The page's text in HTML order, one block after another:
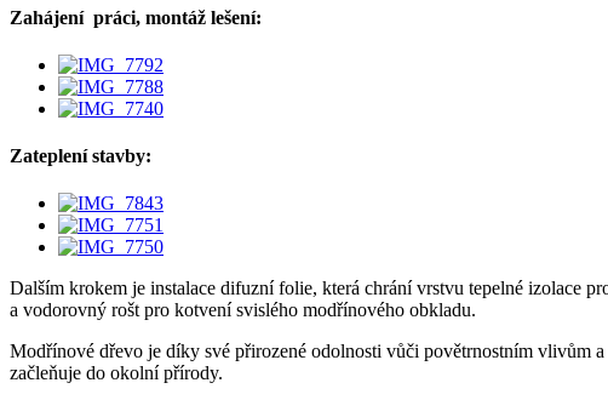
Zahájení práci, montáž lešení:
Zateplení stavby:
Dalším krokem je instalace difuzní folie, která chrání vrstvu tepelné izolace
a vodorovný rošt pro kotvení svislého modřínového obkladu.
Modřínové dřevo je díky své přirozené odolnosti vůči povětrnostním vlivům
začleňuje do okolní přírody.